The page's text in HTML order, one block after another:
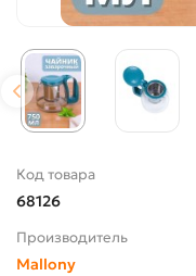
Код товара
68126
Производитель
Mallony